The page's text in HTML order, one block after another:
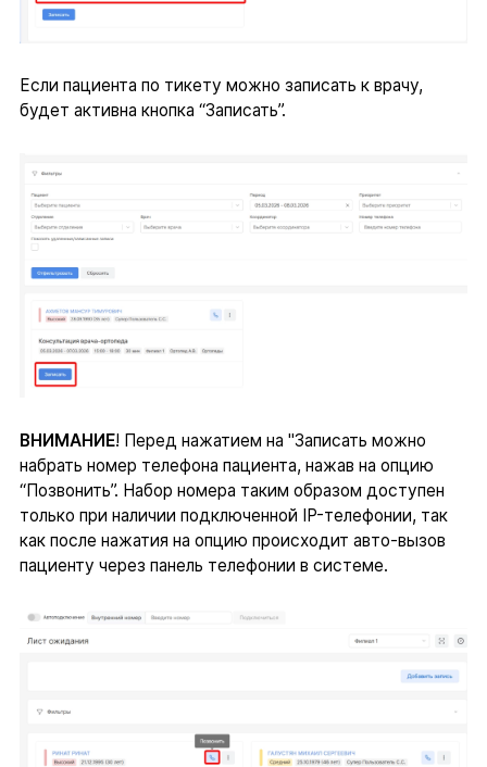
Если пациента по тикету можно записать к врачу,
будет активна кнопка “Записать”.
ВНИМАНИЕ! Перед нажатием на "Записать можно
набрать номер телефона пациента, нажав на опцию
“Позвонить”. Набор номера таким образом доступен
только при наличии подключенной IP-телефонии, так
как после нажатия на опцию происходит авто-вызов
пациенту через панель телефонии в системе.